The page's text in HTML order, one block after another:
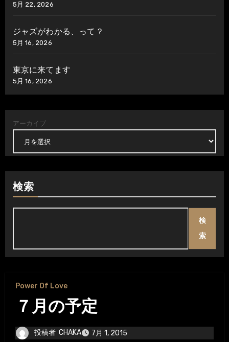
5月 22, 2026
ジャズがわかる、って？
5月 16, 2026
東京に来てます
5月 16, 2026
アーカイブ
検索
検
索
Power Of Love
７月の予定
投稿者 CHAKA 7月 1, 2015